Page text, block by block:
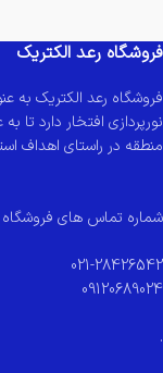
فروشگاه رعد الکتریک
فروشگاه رعد الکتریک به
نورپردازی افتخار دارد تا
منطقه در راستای اهداف
شماره تماس های
021-28426542
09120689024
.